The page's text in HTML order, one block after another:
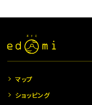
マップ
ショッピング